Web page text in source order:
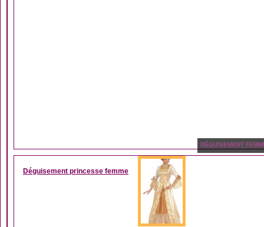
DÉGUISEMENT
Déguisement princesse femme